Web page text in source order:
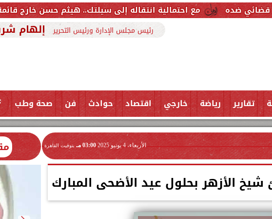
مع احتمالية انتقاله إلى سيلتك.. هيثم حسن خارج قائمة ريال
رئيس مجلس الإدارة ورئيس التحرير إلهام
تقارير رياضة خارجي اقتصاد حوادث فن صحة وطب
الأربعاء، 4 يونيو 2025 03:00 مـ بتوقيت القاهرة
شيخ الأزهر بحلول عيد الأضحى المبارك